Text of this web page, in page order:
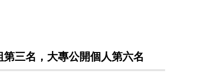
三名，大專公開個人第六名